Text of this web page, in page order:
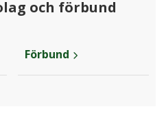
och förbund
Förbund